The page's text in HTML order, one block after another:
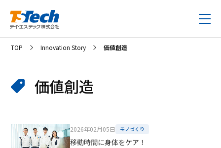
TOP Innovation Story 価値創造
価値創造
2026年02月05日 モノづくり
移動時間に身体をケア！